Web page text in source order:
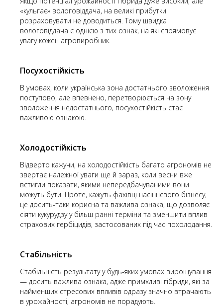
«кульгає» вологовіддача, на великі прибутки
розраховувати не доводиться. Тому швидка
вологовіддача є однією з тих ознак, на які спрямовує
увагу кожен агровиробник.
Посухостійкість
В умовах, коли українська зона достатнього зволоження
поступово, але впевнено, перетворюється на зону
зволоження недостатнього, посухостійкість стає
важливою ознакою.
Холодостійкість
Відверто кажучи, на холодостійкість багато агрономів не
звертає належної уваги ще й зараз, коли весни вже
встигли показати, якими непередбачуваними вони
можуть бути. Проте, кажуть фахівці насіннєвого бізнесу,
це досить-таки корисна та важлива ознака, що дозволяє
сіяти кукурудзу у більш ранні терміни та зменшити вплив
страхових гербіцидів, застосованих під час похолодання.
Стабільність
Стабільність результату у будь-яких умовах вирощування
— досить важлива ознака, адже примхливі гібриди, які за
найменших стресових впливів одразу значно втрачають
в урожайності, агрономів не порадують.